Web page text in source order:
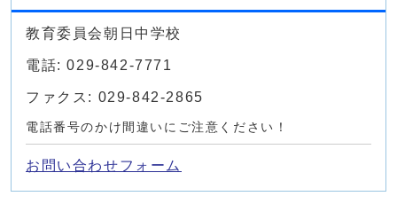
教育委員会朝日中学校
電話: 029-842-7771
ファクス: 029-842-2865
電話番号のかけ間違いにご注意ください！
お問い合わせフォーム